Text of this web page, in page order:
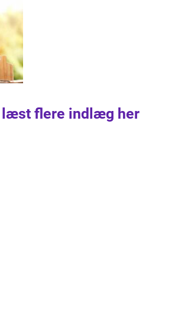
læst flere indlæg her